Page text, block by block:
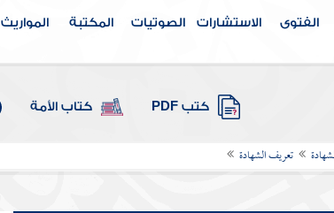
الفتوى الاستشارات الصوتيات المكتبة المواريث
كتب PDF كتاب الأمة
تعريف الشهادة